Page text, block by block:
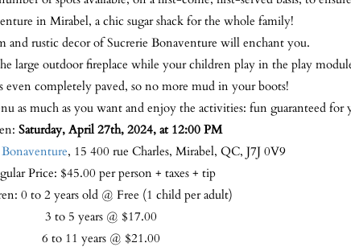
in Mirabel, a chic sugar shack for the whole family!
rustic decor of Sucrerie Bonaventure will enchant you.
large outdoor fireplace while your children play in the play
even completely paved, so no more mud in your boots!
as much as you want and enjoy the activities: fun guaranteed for
Saturday, April 27th, 2024, at 12:00 PM
, 15 400 rue Charles, Mirabel, QC, J7J 0V9
Price: $45.00 per person + taxes + tip
0 to 2 years old @ Free (1 child per adult)
3 to 5 years @ $17.00
6 to 11 years @ $21.00